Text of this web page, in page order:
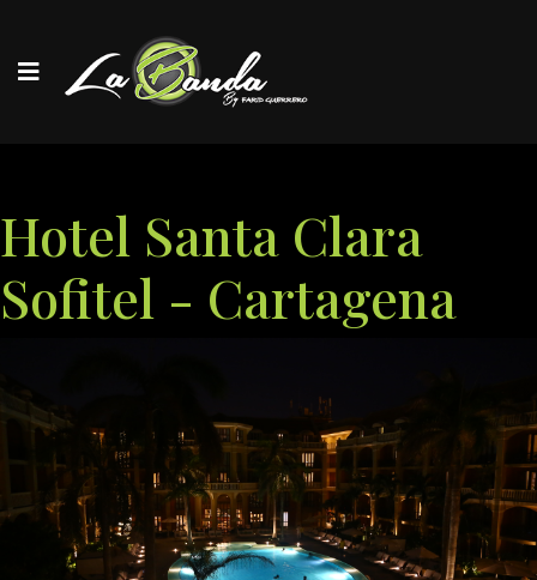
Hotel Santa Clara
Sofitel - Cartagena